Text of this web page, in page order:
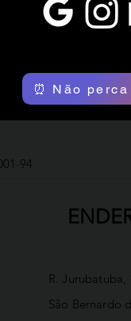
⏰ Não
94
R.
São Bernardo